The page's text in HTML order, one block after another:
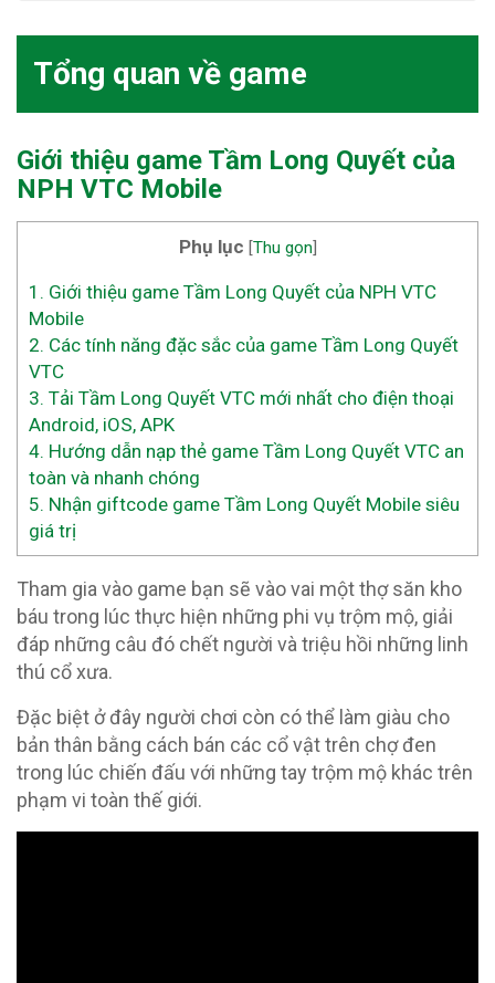
Tổng quan về game
Giới thiệu game Tầm Long Quyết của
NPH VTC Mobile
Phụ lục [Thu gọn]
1. Giới thiệu game Tầm Long Quyết của NPH VTC
Mobile
2. Các tính năng đặc sắc của game Tầm Long Quyết
VTC
3. Tải Tầm Long Quyết VTC mới nhất cho điện thoại
Android, iOS, APK
4. Hướng dẫn nạp thẻ game Tầm Long Quyết VTC an
toàn và nhanh chóng
5. Nhận giftcode game Tầm Long Quyết Mobile siêu
giá trị
Tham gia vào game bạn sẽ vào vai một thợ săn kho
báu trong lúc thực hiện những phi vụ trộm mộ, giải
đáp những câu đó chết người và triệu hồi những linh
thú cổ xưa.
Đặc biệt ở đây người chơi còn có thể làm giàu cho
bản thân bằng cách bán các cổ vật trên chợ đen
trong lúc chiến đấu với những tay trộm mộ khác trên
phạm vi toàn thế giới.